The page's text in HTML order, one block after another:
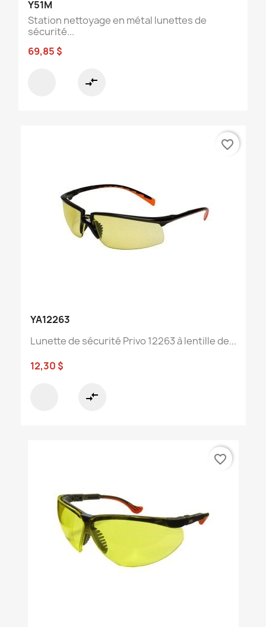
Y51M
Station nettoyage en métal lunettes de
sécurité...
69,85 $
compare_arrows
YA12263
Lunette de sécurité Privo 12263 à lentille de...
12,30 $
compare_arrows
favorite_border
favorite_border